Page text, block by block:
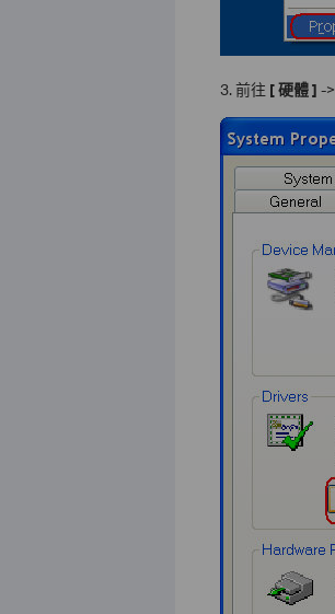
3. 前往 [硬體] ->